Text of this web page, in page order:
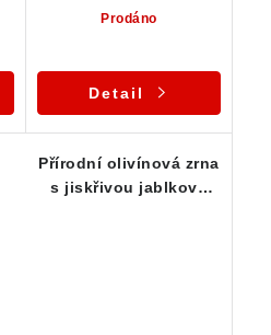
Prodáno
Detail
Přírodní olivínová zrna
s jiskřivou jablkově